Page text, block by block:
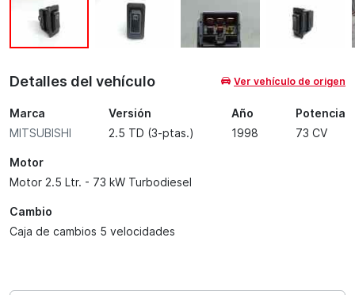
Detalles del vehículo Ver vehículo de origen
Marca
MITSUBISHI
Versión
2.5 TD (3-ptas.)
Año
1998
Potencia
73 CV
Motor
Motor 2.5 Ltr. - 73 kW Turbodiesel
Cambio
Caja de cambios 5 velocidades